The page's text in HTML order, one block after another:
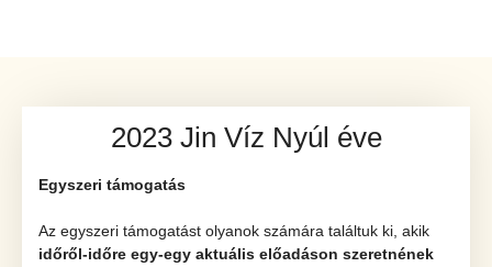
2023 Jin Víz Nyúl éve
Egyszeri támogatás
Az egyszeri támogatást olyanok számára találtuk ki, akik
időről-időre egy-egy aktuális előadáson szeretnének